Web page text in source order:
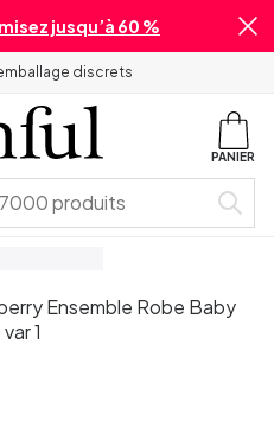
jusqu’à 60 %
discrets
PANIER